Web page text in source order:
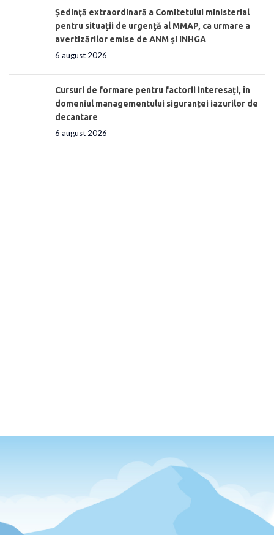
Ședinţă extraordinară a Comitetului ministerial
pentru situaţii de urgenţă al MMAP, ca urmare a
avertizărilor emise de ANM și INHGA
6 august 2026
Cursuri de formare pentru factorii interesați, în
domeniul managementului siguranței iazurilor de
decantare
6 august 2026